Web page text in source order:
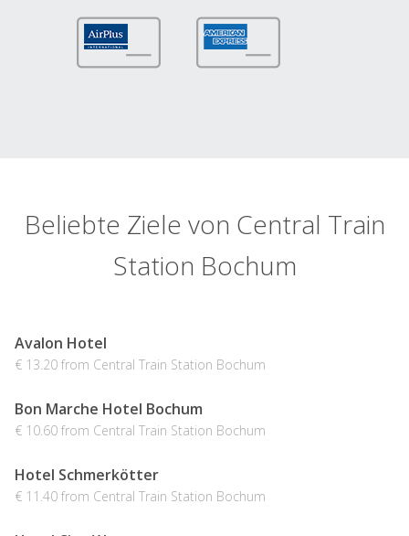
Beliebte Ziele von Central Train
Station Bochum
Avalon Hotel
€ 13.20 from Central Train Station Bochum
Bon Marche Hotel Bochum
€ 10.60 from Central Train Station Bochum
Hotel Schmerkötter
€ 11.40 from Central Train Station Bochum